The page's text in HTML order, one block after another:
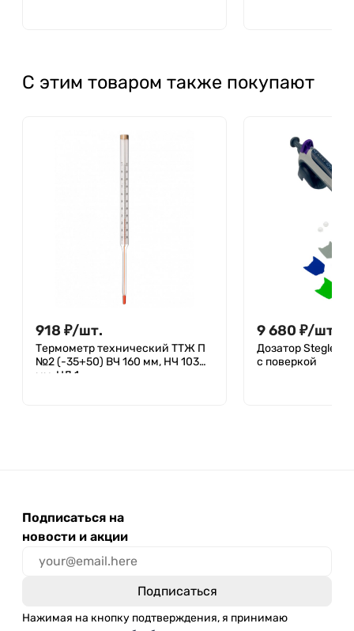
С этим товаром также покупают
918 ₽/шт.
Термометр технический ТТЖ П
№2 (-35+50) ВЧ 160 мм, НЧ 103
мм, ЦД 1
9 680 ₽/шт.
Дозатор Stegler
с поверкой
Подписаться на
новости и акции
Нажимая на кнопку подтверждения, я принимаю